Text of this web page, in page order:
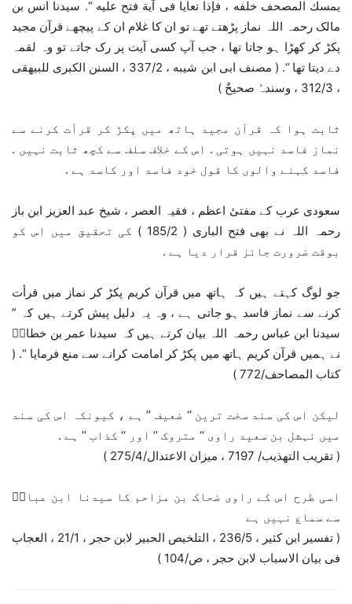
یمسك المصحف خلفه ، فإذا تعایا فی آیة فتح علیه “. سیدنا انس بن
مالک رحمہ اللہ نماز پڑھتے تھے تو ان کا غلام ان کے پیچھے قرآن مجید
پکڑ کر کھڑا ہو جاتا تھا ، جب آپ کسی آیت پر رک جاتے تو وہ لقمہ
دے دیتا تھا “. ( مصنف ابی ابن شیبه ، 337/2 ، السنن الکبری للبیھقی
، 312/3 ، وسندہٗ صحیحٌ )
ثابت ہوا کہ قرآن مجید ہاتھ میں پکڑ کر قرأت کرنے سے
نماز فاسد نہیں ہوتی . اس کے خلاف سلف سے کچھ ثابت نہیں .
فاسد کہنے والوں کا قول خود فاسد اور کاسد ہے .
سعودی عرب کے مفتیٔ اعظم ، فقیہ العصر ، شیخ عبد العزیز ابن باز
رحمہ اللہ نے بھی فتح الباری ( 185/2 ) کی تحقیق میں اس کو
بوقت ضرورت جائز قرار دیا ہے .
جو لوگ کہتے ہیں کہ ہاتھ میں قرآن کریم پکڑ کر نماز میں قرأت
کرنے سے نماز فاسد ہو جاتی ہے ، وہ یہ دلیل پیش کرتے ہیں کہ ”
سیدنا ابن عباس رحمہ اللہ بیان کرتے ہیں کہ سیدنا عمر بن خطابؓ
نے ہمیں قرآن کریم ہاتھ میں پکڑ کر امامت کرانے سے منع فرمایا “. (
کتاب المصاحف/772 )
لیکن اس کی سند سخت ترین ‘‘ ضعیف ’’ ہے ، کیونکہ اس کی سند
میں نہشل بن سعید راوی ‘‘ متروک ’’ اور ‘‘ کذاب ’’ ہے .
( تقریب التھذیب/ 7197 ، میزان الاعتدال/275/4 )
اسی طرح اس کے راوی ضحاک بن مزاحم کا سیدنا ابن عباسؓ
سے سماع نہیں ہے
( تفسیر ابن کثیر ، 236/5 ، التلخیص الحبیر لابن حجر ، 21/1 ، العجاب
فی بیان الاسباب لابن حجر ، ص/104 )